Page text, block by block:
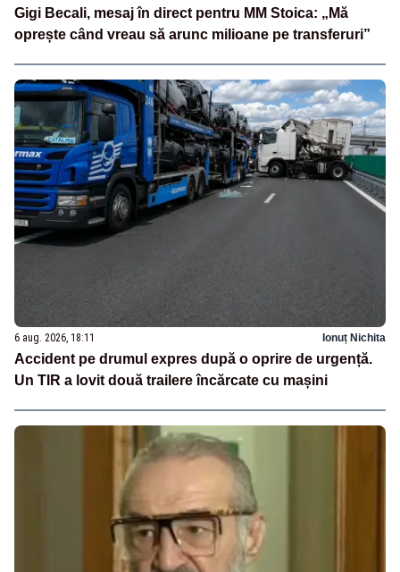
Gigi Becali, mesaj în direct pentru MM Stoica: „Mă
oprește când vreau să arunc milioane pe transferuri”
6 aug. 2026, 18:11 Ionuț Nichita
Accident pe drumul expres după o oprire de urgență.
Un TIR a lovit două trailere încărcate cu mașini